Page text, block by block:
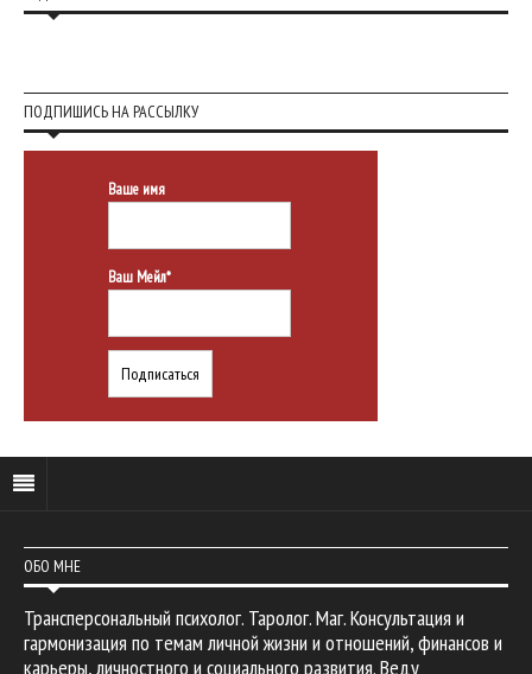
ПОДПИШИСЬ НА РАССЫЛКУ
Ваше имя
Ваш Мейл*
ОБО МНЕ
Трансперсональный психолог. Таролог. Маг. Консультация и
гармонизация по темам личной жизни и отношений, финансов и
карьеры, личностного и социального развития. Веду